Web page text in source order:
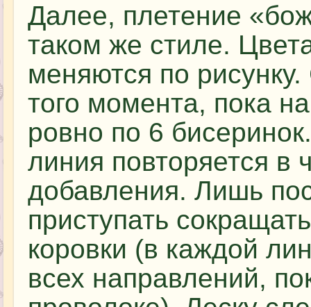
Далее, плетение
таком же стиле.
меняются по рисунку.
того момента, пока
ровно по 6
линия повторяется в
добавления. Лишь
приступать
коровки (в каждой
всех направлений,